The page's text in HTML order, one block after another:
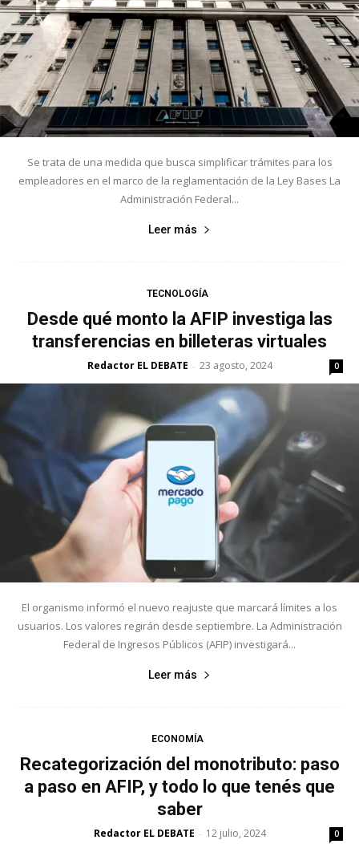
Se trata de una medida que busca simplificar trámites para los
empleadores en el marco de la reglamentación de la Ley Bases La
Administración Federal...
Leer más
TECNOLOGÍA
Desde qué monto la AFIP investiga las
transferencias en billeteras virtuales
Redactor EL DEBATE - 23 agosto, 2024 0
El organismo informó el nuevo reajuste que marcará límites a los
usuarios. Los valores regirán desde septiembre. La Administración
Federal de Ingresos Públicos (AFIP) investigará...
Leer más
ECONOMÍA
Recategorización del monotributo: paso
a paso en AFIP, y todo lo que tenés que
saber
Redactor EL DEBATE - 12 julio, 2024 0